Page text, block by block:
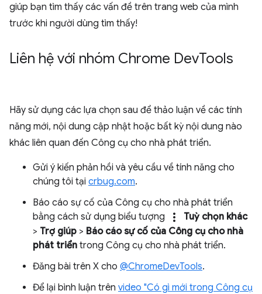
giúp bạn tìm thấy các vấn đề trên trang web của mình
trước khi người dùng tìm thấy!
Liên hệ với nhóm Chrome DevTools
Hãy sử dụng các lựa chọn sau để thảo luận về các tính
năng mới, nội dung cập nhật hoặc bất kỳ nội dung nào
khác liên quan đến Công cụ cho nhà phát triển.
Gửi ý kiến phản hồi và yêu cầu về tính năng cho
chúng tôi tại crbug.com.
Báo cáo sự cố của Công cụ cho nhà phát triển
bằng cách sử dụng biểu tượng
more_vert
Tuỳ chọn khác
> Trợ giúp > Báo cáo sự cố của Công cụ cho nhà
phát triển trong Công cụ cho nhà phát triển.
Đăng bài trên X cho @ChromeDevTools.
Để lại bình luận trên video "Có gì mới trong Công cụ